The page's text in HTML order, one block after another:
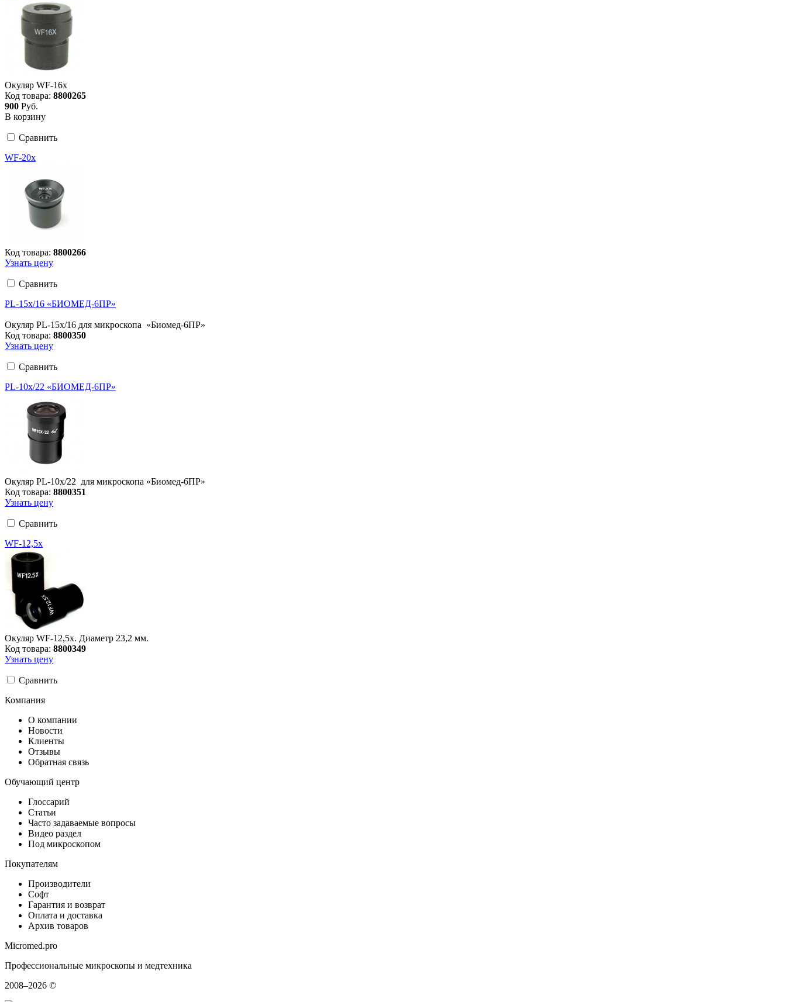
Окуляр WF-16х
Код товара: 8800265
900 Руб.
В корзину
Сравнить
WF-20х
Код товара: 8800266
Узнать цену
Сравнить
PL-15x/16 «БИОМЕД-6ПР»
Окуляр PL-15x/16 для микроскопа «Биомед-6ПР»
Код товара: 8800350
Узнать цену
Сравнить
PL-10x/22 «БИОМЕД-6ПР»
Окуляр PL-10x/22 для микроскопа «Биомед-6ПР»
Код товара: 8800351
Узнать цену
Сравнить
WF-12,5х
Окуляр WF-12,5х. Диаметр 23,2 мм.
Код товара: 8800349
Узнать цену
Сравнить
Компания
О компании
Новости
Клиенты
Отзывы
Обратная связь
Обучающий центр
Глоссарий
Статьи
Часто задаваемые вопросы
Видео раздел
Под микроскопом
Покупателям
Производители
Софт
Гарантия и возврат
Оплата и доставка
Архив товаров
Micromed.pro
Профессиональные микроскопы и медтехника
2008–2026 ©